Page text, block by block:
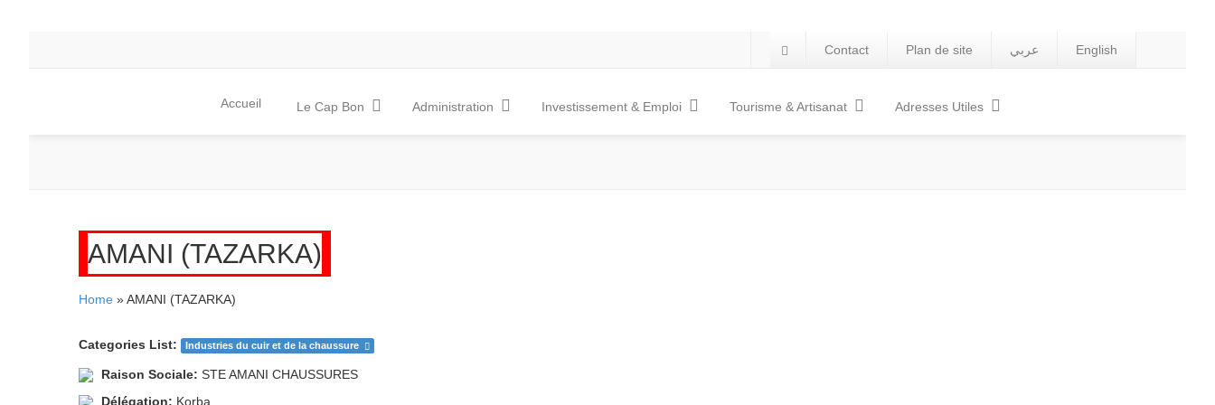
Contact Plan de site عربي English
Accueil Le Cap Bon Administration Investissement & Emploi Tourisme & Artisanat Adresses Utiles
AMANI (TAZARKA)
Home » AMANI (TAZARKA)
Categories List: Industries du cuir et de la chaussure
Raison Sociale: STE AMANI CHAUSSURES
Délégation: Korba